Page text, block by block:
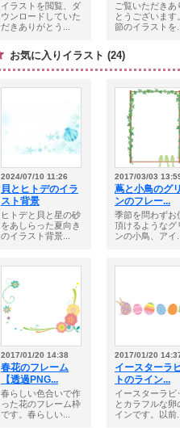
イラストを閲覧、ダ
ウンロードしていた
だきありがとう...
ご覧いただきあ
とうございます
節のイラストを
お気に入りイラスト (24)
2024/07/10 11:26
貝とヒトデのイラ
スト背景
ヒトデと貝と星の砂
をあしらった夏向き
のイラスト背景...
2017/03/03
蔦と小鳥のグ
ンのフレー...
季節を問わずお
頂けるようなグ
ンの小鳥、アイ
2017/01/20 14:38
春花のフレーム
【透過PNG...
春らしい色合いで作
った花のフレーム枠
です。春らしい...
2017/01/20
イースターラ
トのライン...
イースターラビ
とカラフルな卵
インです。以前